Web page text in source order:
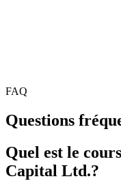
FAQ
Questions
Quel est le
Capital Ltd.?